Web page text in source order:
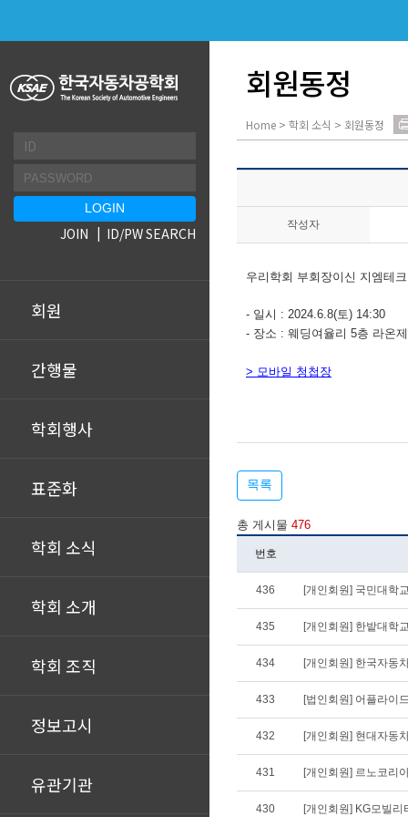
회원
간행물
학회행사
표준화
학회 소식
학회 소개
학회 조직
정보고시
유관기관
JOIN ID/PW SEARCH
회원동정
Home > 학회 소식 > 회원동정
작성자
우리학회 부회장이신 지엠테
- 일시 : 2024.6.8(토) 14:30
- 장소 : 웨딩여율리 5층 라온
> 모바일 청첩장
목록
총 게시물 476
번호
436 [개인회원] 국민대학
435 [개인회원] 한밭대학
434 [개인회원] 한국자동
433 [법인회원] 어플라이
432 [개인회원] 현대자동
431 [개인회원] 르노코리
430 [개인회원] KG모빌